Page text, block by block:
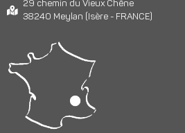
29 chemin du Vieux Chêne
38240 Meylan (Isère - FRANCE)